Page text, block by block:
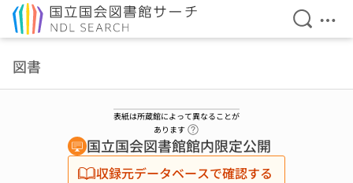
検索を
メ
図書
表紙は所蔵館によって異なることが
あります
国立国会図書館館内限定公開
収録元データベースで確認する